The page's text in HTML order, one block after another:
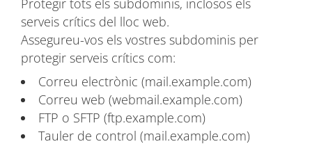
Protegir tots els subdominis, inclosos els
serveis crítics del lloc web.
Assegureu-vos els vostres subdominis per
protegir serveis crítics com:
Correu electrònic (mail.example.com)
Correu web (webmail.example.com)
FTP o SFTP (ftp.example.com)
Tauler de control (mail.example.com)